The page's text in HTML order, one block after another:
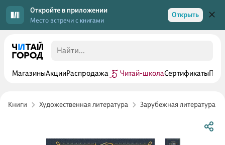
Откройте в приложении
Место встречи с книгами
Открыть
МагазиныАкцииРаспродажа Читай-школаСертификаты
Книги Художественная литература Зарубежная литература